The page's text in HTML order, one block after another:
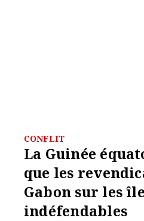
CONFLIT
La Guinée
que les
Gabon sur les
indéfendables